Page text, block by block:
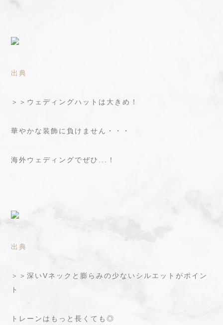
出典
＞＞ウェディングハットは大きめ！
華やかな装飾に負けません・・・
海外ウェディングでぜひ...！
出典
＞＞深いVネックと膨らみの少ないシルエットがポイン
ト
トレーンはもっと長くても◎